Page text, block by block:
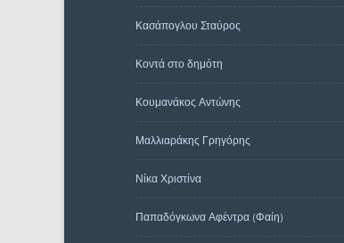
Κασάπογλου Σταύρος
Κοντά στο δημότη
Κουμανάκος Αντώνης
Μαλλιαράκης Γρηγόρης
Νίκα Χριστίνα
Παπαδόγκωνα Αφέντρα (Φαίη)